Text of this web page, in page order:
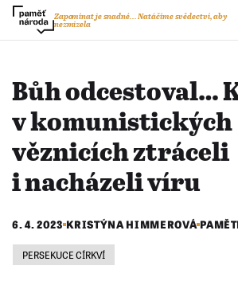
Zapomínat je snadné...Natáčíme svědectví, aby
nezmizela
Bůh odcestoval…
v komunistických
věznicích ztráceli
i nacházeli víru
6. 4. 2023 KRISTÝNA HIMMEROVÁ
PERSEKUCE CÍRKVÍ